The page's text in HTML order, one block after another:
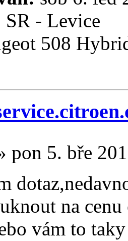
SR - Levice
508
pon 5. bře
na
vám to